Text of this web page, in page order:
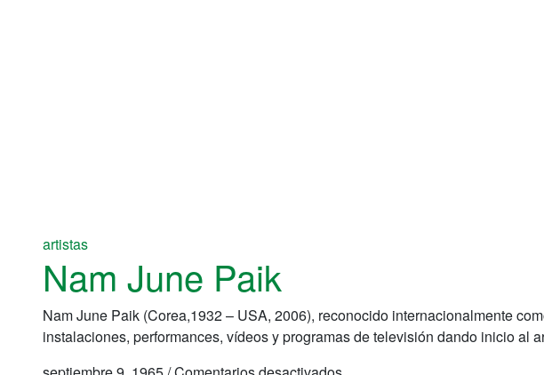
artistas
Nam June Paik
Nam June Paik (Corea,1932 – USA, 2006), reconocido internacionalmente
instalaciones, performances, vídeos y programas de televisión dando inicio al
en